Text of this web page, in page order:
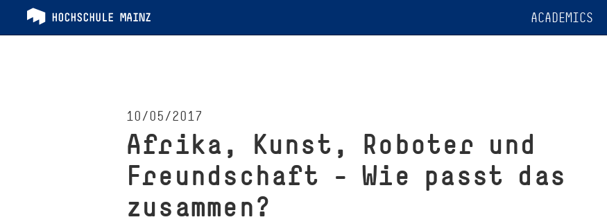
ACADEMICS
10/05/2017
Afrika, Kunst, Roboter und
Freundschaft - Wie passt das
zusammen?